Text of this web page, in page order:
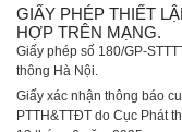
GIẤY PHÉP THIẾT
HỢP TRÊN MẠNG.
Giấy phép số 180/GP-
thông Hà Nội.
Giấy xác nhận thông báo
PTTH&TTĐT do Cục Phát